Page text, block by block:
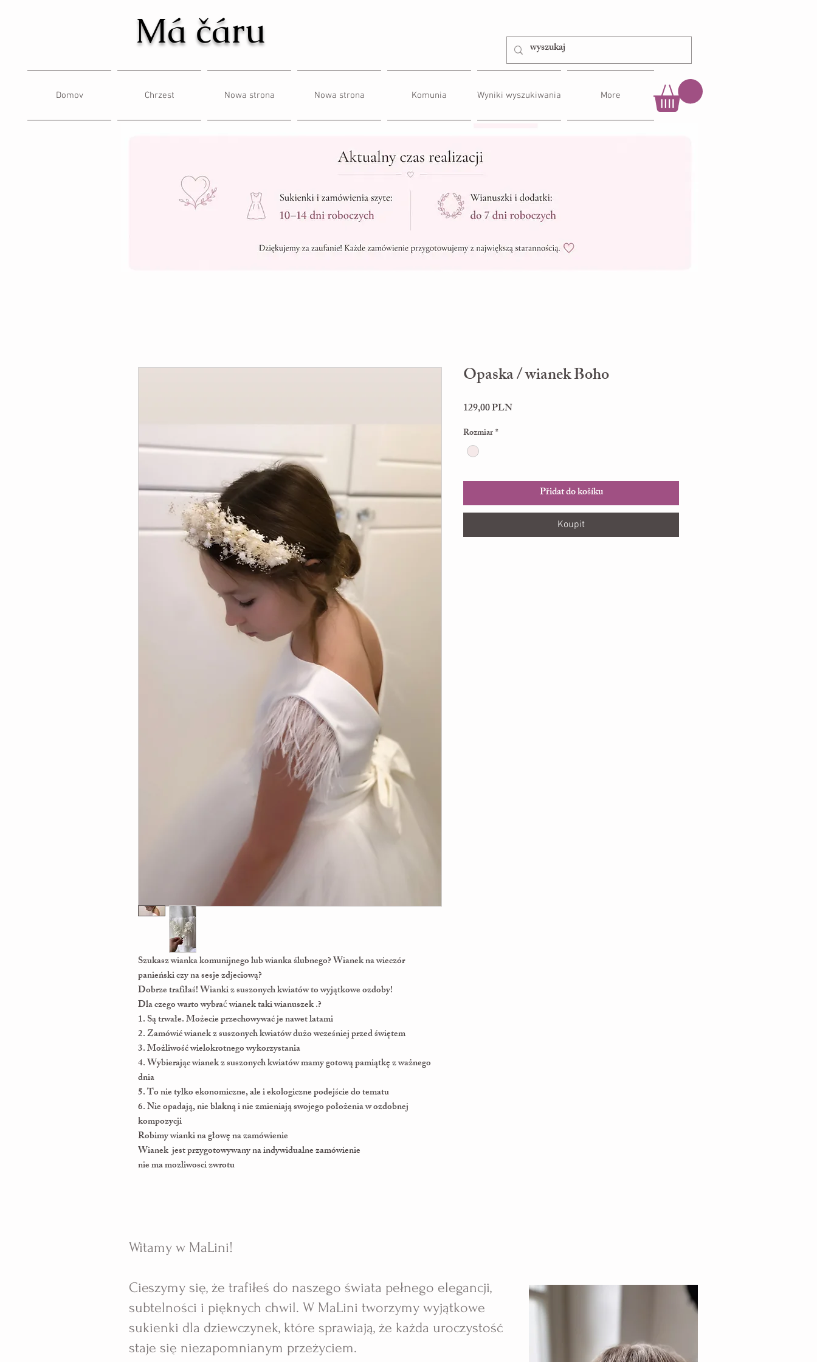
Má čáru
Domov Chrzest Nowa strona Nowa strona Komunia Wyniki wyszukiwania More
Szukasz wianka komunijnego lub wianka ślubnego? Wianek na wieczór
panieński czy na sesje zdjeciową? ⠀
Dobrze trafiłaś! Wianki z suszonych kwiatów to wyjątkowe ozdoby! ⠀ ⠀ ⠀
Dla czego warto wybrać wianek taki wianuszek .? ⠀
1. Są trwałe. Możecie przechowywać je nawet latami⠀ ⠀
2. Zamówić wianek z suszonych kwiatów dużo wcześniej przed świętem ⠀ ⠀
3. Możliwość wielokrotnego wykorzystania ⠀
4. Wybierając wianek z suszonych kwiatów mamy gotową pamiątkę z ważnego
dnia ⠀ ⠀
5. To nie tylko ekonomiczne, ale i ekologiczne podejście do tematu ⠀ ⠀
6. Nie opadają, nie blakną i nie zmieniają swojego położenia w ozdobnej
kompozycji ⠀ ⠀
Robimy wianki na głowę na zamówienie
Wianek jest przygotowywany na indywidualne zamówienie
nie ma mozliwosci zwrotu
Opaska / wianek Boho
129,00 PLNCena
Rozmiar*
Přidat do košíku
Koupit
Witamy w MaLini!
Cieszymy się, że trafiłeś do naszego świata pełnego elegancji,
subtelności i pięknych chwil. W MaLini tworzymy wyjątkowe
sukienki dla dziewczynek, które sprawiają, że każda uroczystość
staje się niezapomnianym przeżyciem.